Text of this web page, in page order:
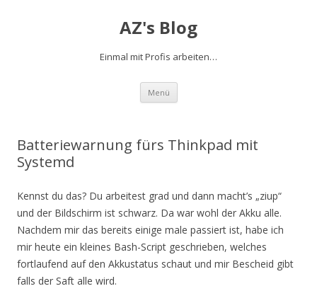
AZ's Blog
Einmal mit Profis arbeiten…
Menü Zum Inhalt springen
Batteriewarnung fürs Thinkpad mit
Systemd
Kennst du das? Du arbeitest grad und dann macht’s „ziup“
und der Bildschirm ist schwarz. Da war wohl der Akku alle.
Nachdem mir das bereits einige male passiert ist, habe ich
mir heute ein kleines Bash-Script geschrieben, welches
fortlaufend auf den Akkustatus schaut und mir Bescheid gibt
falls der Saft alle wird.